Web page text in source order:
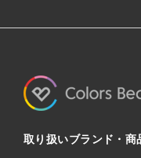
取り扱いブランド・商